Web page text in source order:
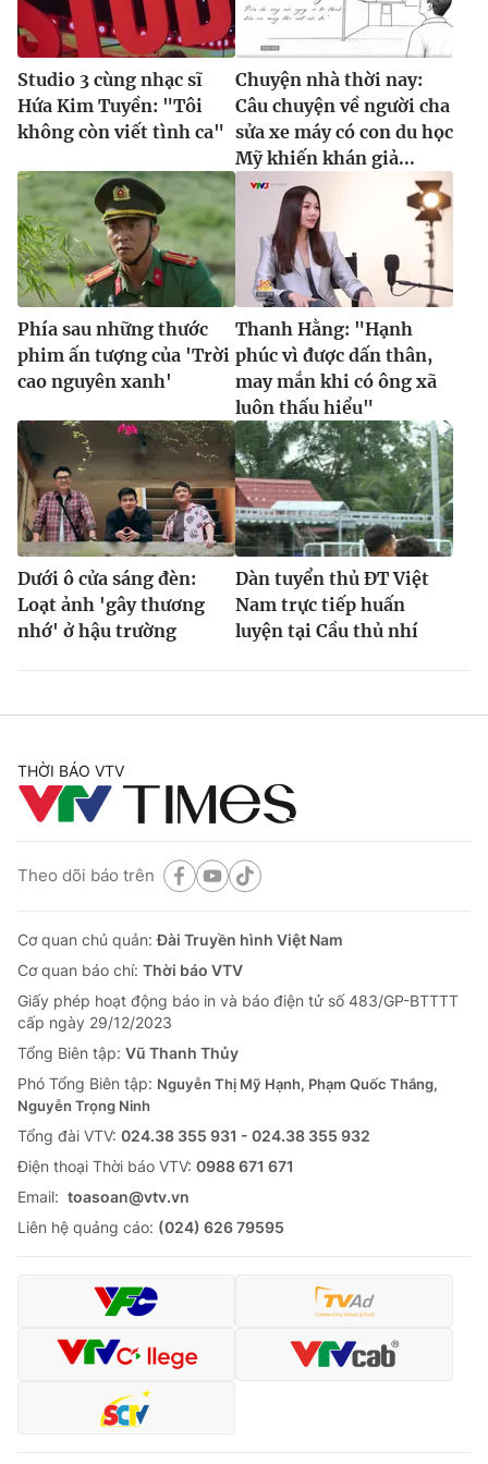
Studio 3 cùng nhạc sĩ
Hứa Kim Tuyền: "Tôi
không còn viết tình ca"
Chuyện nhà thời nay:
Câu chuyện về người cha
sửa xe máy có con du học
Mỹ khiến khán giả...
Phía sau những thước
phim ấn tượng của 'Trời
cao nguyên xanh'
Thanh Hằng: "Hạnh
phúc vì được dấn thân,
may mắn khi có ông xã
luôn thấu hiểu"
Dưới ô cửa sáng đèn:
Loạt ảnh 'gây thương
nhớ' ở hậu trường
Dàn tuyển thủ ĐT Việt
Nam trực tiếp huấn
luyện tại Cầu thủ nhí
THỜI BÁO VTV
Theo dõi báo trên
Cơ quan chủ quản:Đài Truyền hình Việt Nam
Cơ quan báo chí: Thời báo VTV
Giấy phép hoạt động báo in và báo điện tử số 483/GP-BTTTT
cấp ngày 29/12/2023
Tổng Biên tập: Vũ Thanh Thủy
Phó Tổng Biên tập: Nguyễn Thị Mỹ Hạnh, Phạm Quốc Thắng,
Nguyễn Trọng Ninh
Tổng đài VTV: 024.38 355 931 - 024.38 355 932
Ðiện thoại Thời báo VTV: 0988 671 671
Email: toasoan@vtv.vn
Liên hệ quảng cáo: (024) 626 79595